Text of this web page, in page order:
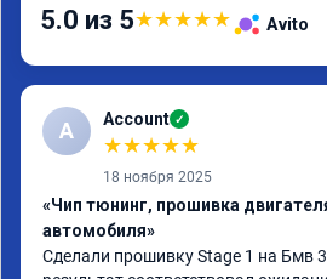
5.0 из 5★★★★★ Avito
A Account ✓
★★★★★
18 ноября 2025
«Чип тюнинг, прошивка
автомобиля»
Сделали прошивку Stage 1 на Бмв